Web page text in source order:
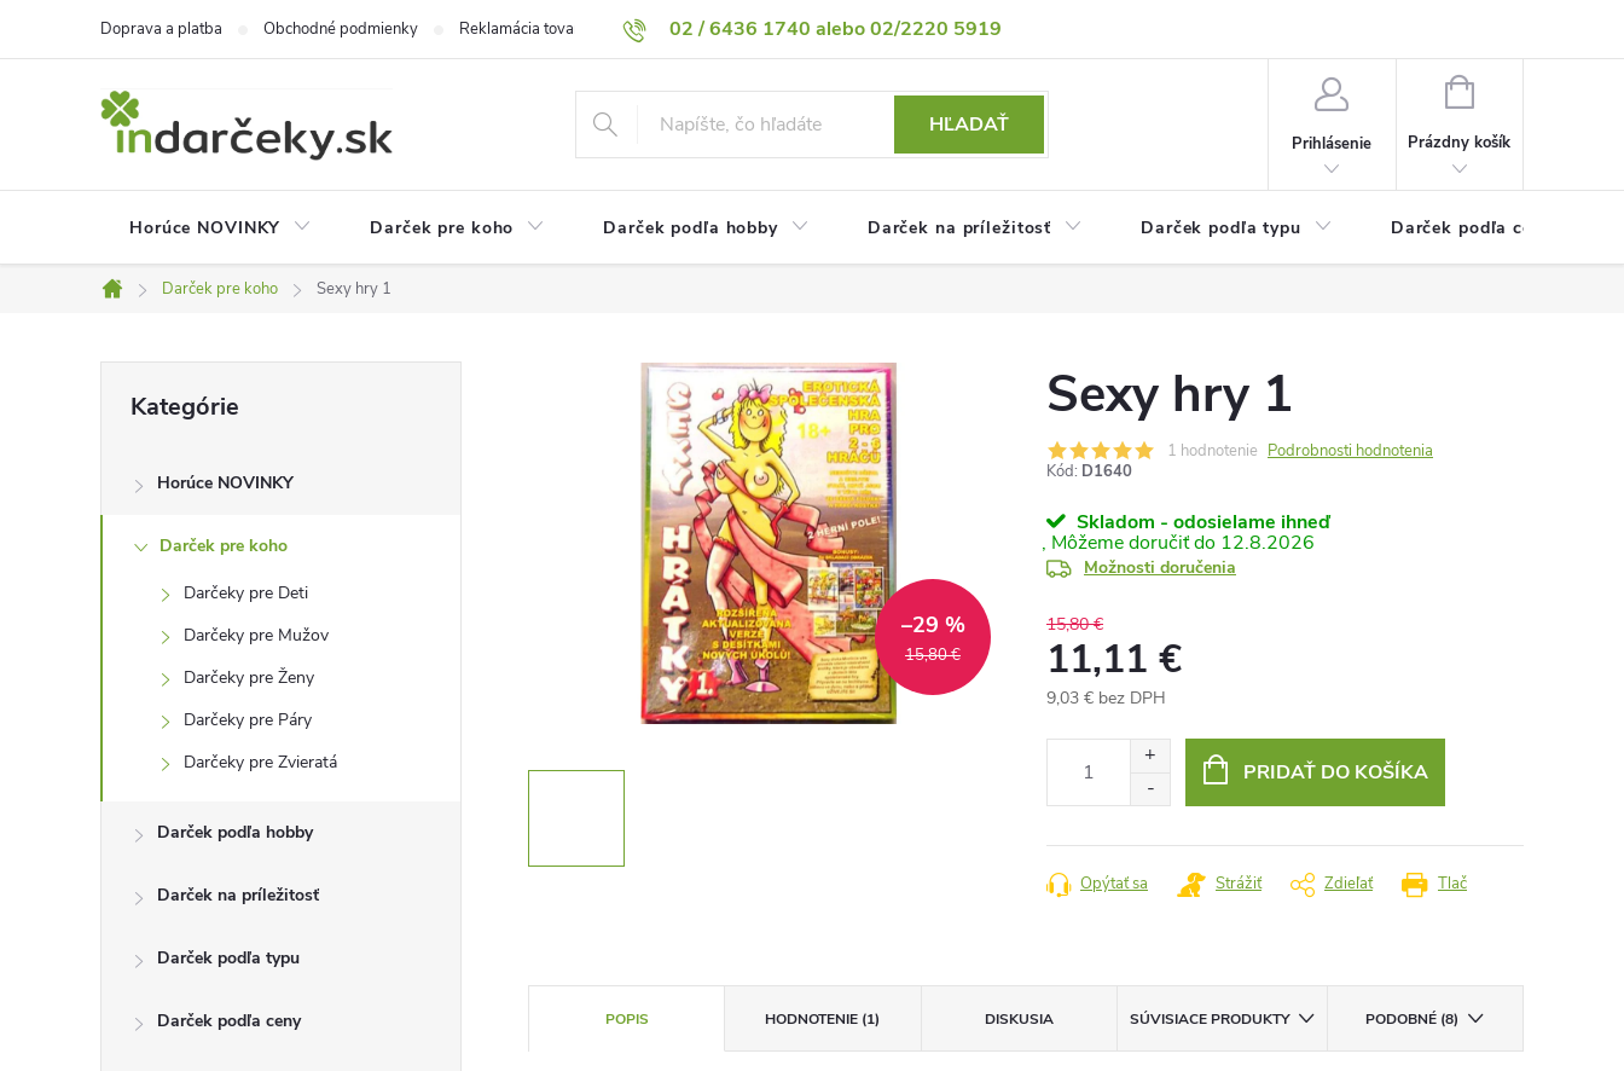
02 / 6436 1740 alebo 02/2220 5919
Doprava a platba Obchodné podmienky Reklamácia tovaru Vrátenie tovaru Podmienky ochrany osobných údajov
HĽADAŤ
Prihlásenie
NÁKUPNÝ
Prázdny košík
Horúce NOVINKY Darček pre koho Darček podľa hobby Darček na príležitosť Darček podľa typu Darček podľa ceny
Domov
Darček pre koho Sexy hry 1
č
n
kategórie
Kategórie
Horúce NOVINKY
Darček pre koho
Darčeky pre Deti
Darčeky pre Mužov
Darčeky pre Ženy
Darčeky pre Páry
Darčeky pre Zvieratá
Darček podľa hobby
Darček na príležitosť
Darček podľa typu
Darček podľa ceny
15,80 €
–29 %
Sexy hry 1
1 hodnotenie Podrobnosti hodnotenia
Kód: D1640
Skladom - odosielame ihneď
12.8.2026
Možnosti doručenia
15,80 €
11,11 €
9,03 € bez DPH
PRIDAŤ DO KOŠÍKA
Tlač
Opýtať sa Strážiť Zdieľať
POPIS HODNOTENIE (1) DISKUSIA SÚVISIACE PRODUKTY PODOBNÉ (8)